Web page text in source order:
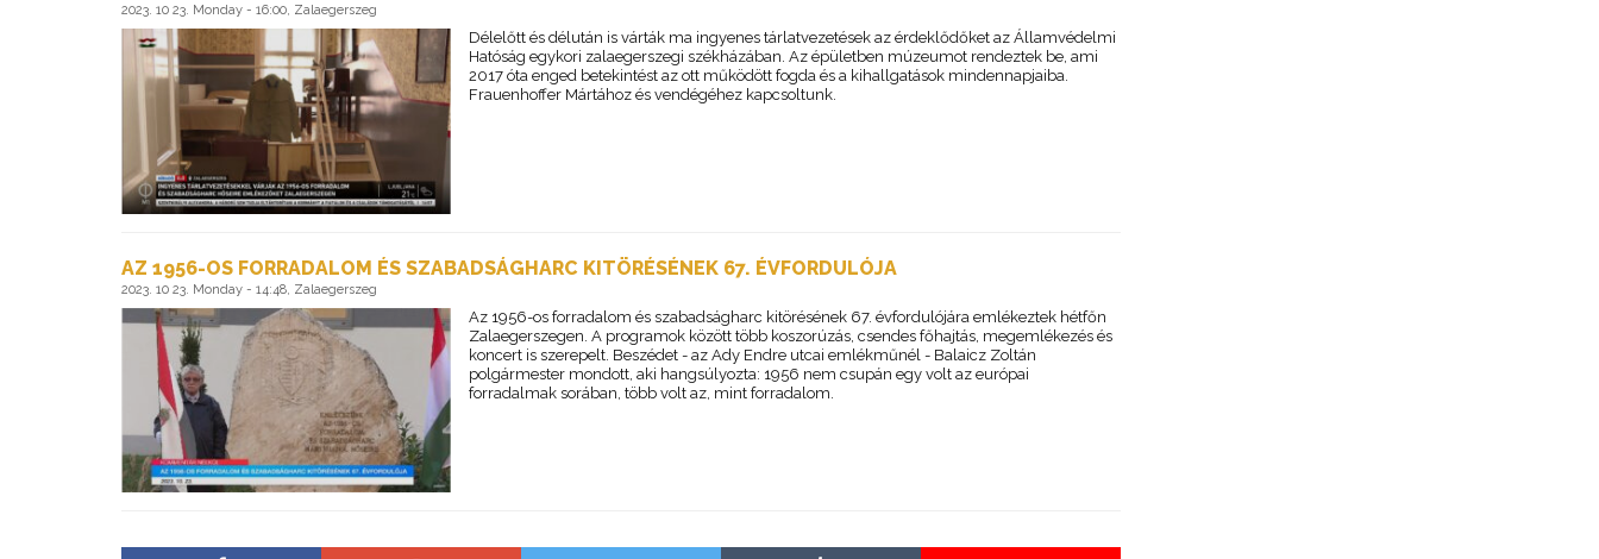
2023. 10 23. Monday - 16:00, Zalaegerszeg
Délelőtt és délután is várták ma ingyenes tárlatvezetések az érdeklődőket az Államvédelmi
Hatóság egykori zalaegerszegi székházában. Az épületben múzeumot rendeztek be, ami
2017 óta enged betekintést az ott működött fogda és a kihallgatások mindennapjaiba.
Frauenhoffer Mártához és vendégéhez kapcsoltunk.
AZ 1956-OS FORRADALOM ÉS SZABADSÁGHARC KITÖRÉSÉNEK 67. ÉVFORDULÓJA
2023. 10 23. Monday - 14:48, Zalaegerszeg
Az 1956-os forradalom és szabadságharc kitörésének 67. évfordulójára emlékeztek hétfőn
Zalaegerszegen. A programok között több koszorúzás, csendes főhajtás, megemlékezés és
koncert is szerepelt. Beszédet - az Ady Endre utcai emlékműnél - Balaicz Zoltán
polgármester mondott, aki hangsúlyozta: 1956 nem csupán egy volt az európai
forradalmak sorában, több volt az, mint forradalom.